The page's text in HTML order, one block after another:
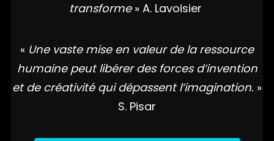
transforme » A. Lavoisier
« Une vaste mise en valeur de la ressource
humaine peut libérer des forces d’invention
et de créativité qui dépassent l’imagination. »
S. Pisar